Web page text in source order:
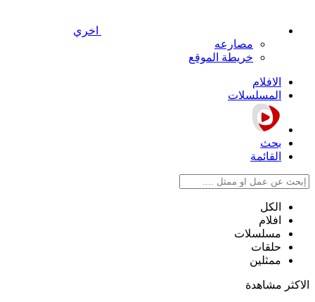
اخري
مصارعه
خريطة الموقع
الافلام
المسلسلات
بحث
القائمة
الكل
افلام
مسلسلات
حلقات
ممثلين
الاكثر مشاهدة